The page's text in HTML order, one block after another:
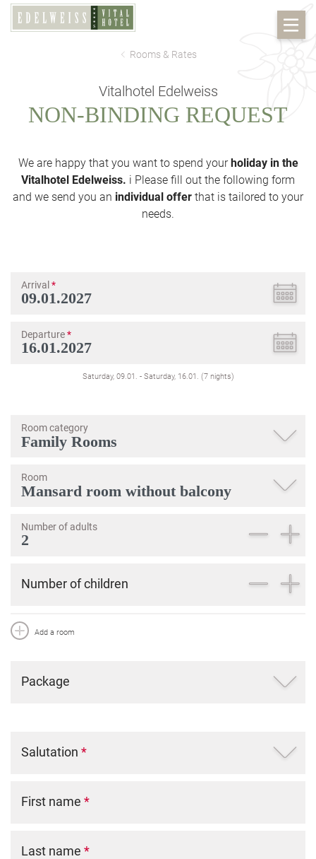
Rooms & Rates
Vitalhotel Edelweiss
NON-BINDING REQUEST
We are happy that you want to spend yourholiday in the
Vitalhotel Edelweiss. i Please fill out the following form
and we send you an individual offer that is tailored to your
needs.
Arrival *
Departure*
Saturday, 09.01. - Saturday, 16.01. (7 nights)
Room category
Room
Number of adults
Number of children
Add a room
Package
Salutation *
First name *
Last name *